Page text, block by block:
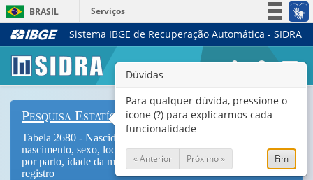
BRASIL
Serviços
Simplifique!
Legislação
Canais
Sistema IBGE de Recuperação Automática - SIDRA
Pesquisa Estatísticas do Registro Civil
Tabela 2680 - Nascidos vivos, ocorridos no ano, por mês do
nascimento, sexo, local de nascimento, número de nascidos
por parto, idade da mãe na ocasião do parto e lugar do
registro
Dúvidas
Para qualquer dúvida, pressione o
ícone (?) para explicarmos cada
funcionalidade
« Anterior Próximo » Fim